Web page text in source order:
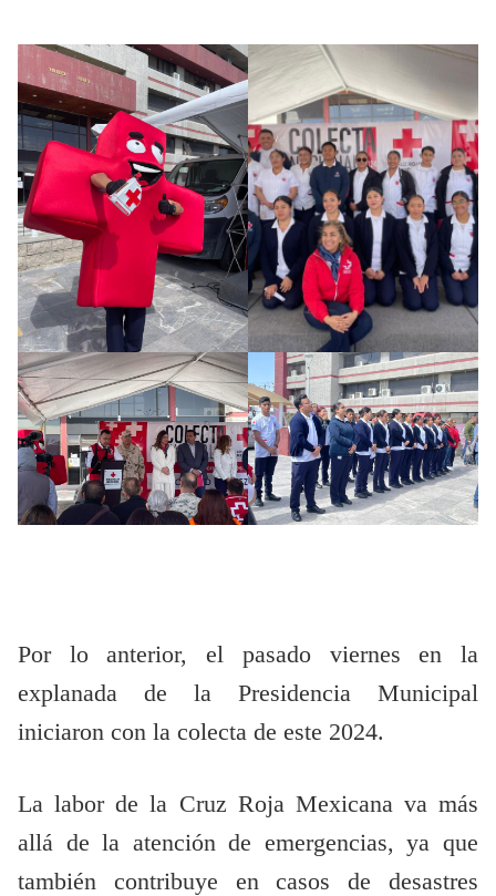
Por lo anterior, el pasado viernes en la
explanada de la Presidencia Municipal
iniciaron con la colecta de este 2024.
La labor de la Cruz Roja Mexicana va más
allá de la atención de emergencias, ya que
también contribuye en casos de desastres